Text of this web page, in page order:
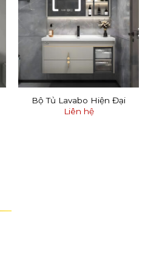
Bộ Tủ Lavabo Hiện Đại
Liên hệ